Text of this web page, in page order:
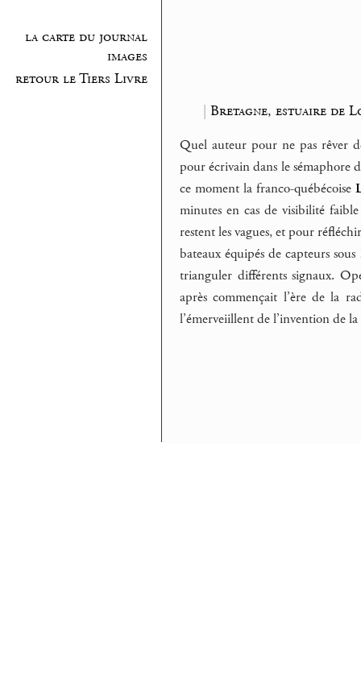
la carte du journal
images
retour le Tiers Livre
| Bretagne, estuaire de
Quel auteur pour ne pas rêver
pour écrivain dans le sémaphore
ce moment la franco-québécoise
minutes en cas de visibilité
restent les vagues, et pour
bateaux équipés de capteurs
trianguler différents signaux.
après commençait l’ère de la
l’émerveiillent de l’invention de